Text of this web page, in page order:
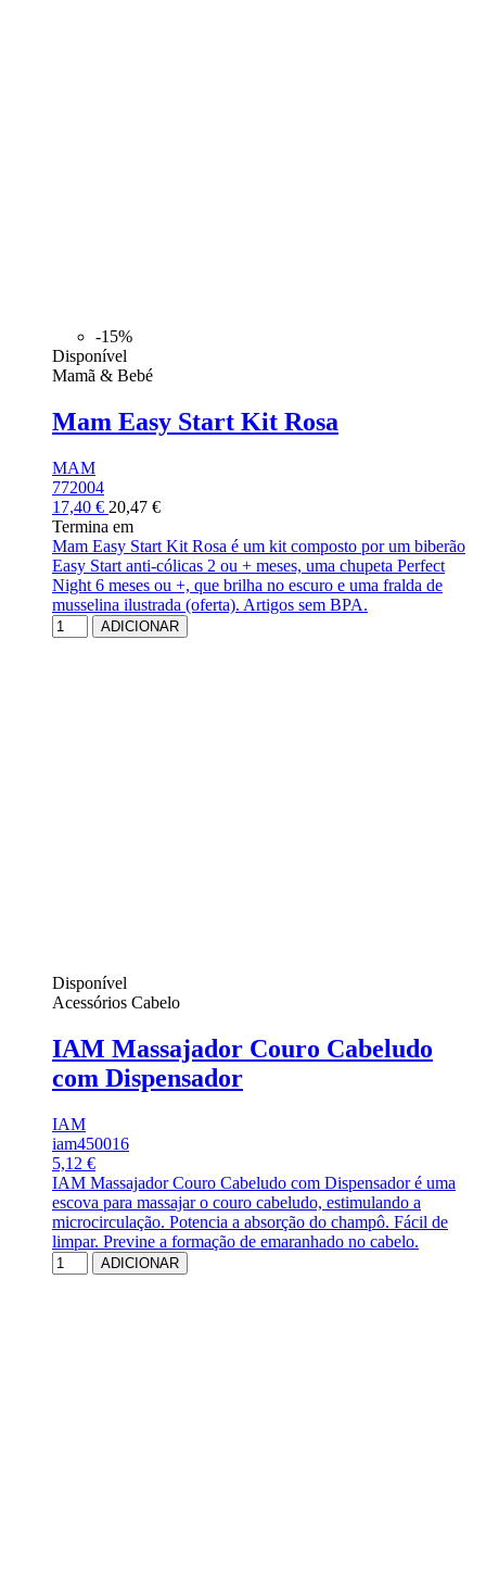
-15%
Disponível
Mamã & Bebé
Mam Easy Start Kit Rosa
MAM
772004
17,40 € 20,47 €
Termina em
Mam Easy Start Kit Rosa é um kit composto por um biberão
Easy Start anti-cólicas 2 ou + meses, uma chupeta Perfect
Night 6 meses ou +, que brilha no escuro e uma fralda de
musselina ilustrada (oferta). Artigos sem BPA.
ADICIONAR
Disponível
Acessórios Cabelo
IAM Massajador Couro Cabeludo
com Dispensador
IAM
iam450016
5,12 €
IAM Massajador Couro Cabeludo com Dispensador é uma
escova para massajar o couro cabeludo, estimulando a
microcirculação. Potencia a absorção do champô. Fácil de
limpar. Previne a formação de emaranhado no cabelo.
ADICIONAR